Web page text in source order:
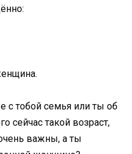
с тобой семья или ты об
сейчас такой возраст,
важны, а ты